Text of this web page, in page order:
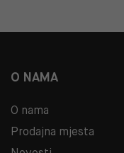
O NAMA
O nama
Prodajna mjesta